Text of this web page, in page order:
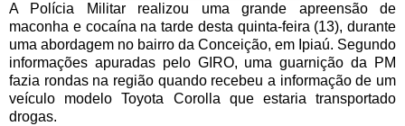
A Polícia Militar realizou uma grande apreensão de
maconha e cocaína na tarde desta quinta-feira (13), durante
uma abordagem no bairro da Conceição, em Ipiaú. Segundo
informações apuradas pelo GIRO, uma guarnição da PM
fazia rondas na região quando recebeu a informação de um
veículo modelo Toyota Corolla que estaria transportado
drogas.